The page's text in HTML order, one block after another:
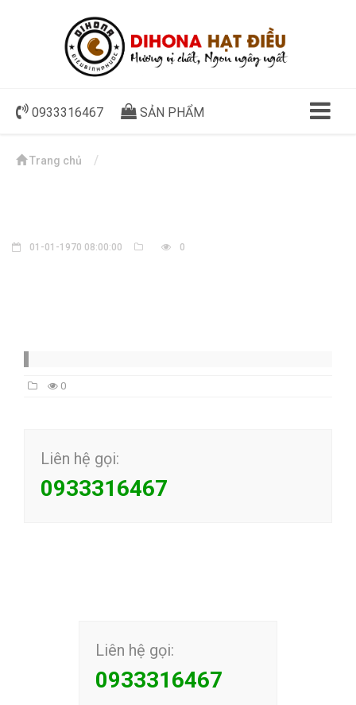
0933316467 SẢN PHẨM
Trang chủ
01-01-1970 08:00:00 0
0
Liên hệ gọi:
0933316467
Liên hệ gọi:
0933316467